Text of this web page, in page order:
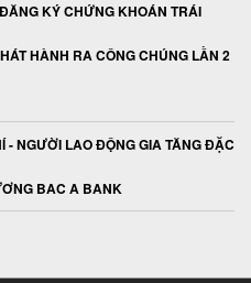
KÝ CHỨNG KHOÁN TRÁI
HÀNH RA CÔNG CHÚNG LẦN 2
- NGƯỜI LAO ĐỘNG GIA TĂNG ĐẶC
BAC A BANK